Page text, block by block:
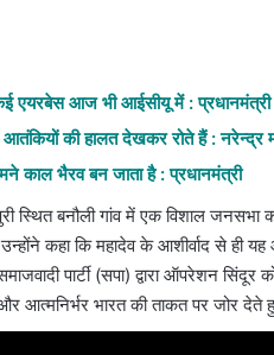
एयरबेस आज भी आईसीयू में : प्रधानमंत्री
की हालत देखकर रोते हैं : नरेन्द्र
काल भैरव बन जाता है : प्रधानमंत्री
स्थित बनौली गांव में एक विशाल
कहा कि महादेव के आशीर्वाद से ही
पार्टी (सपा) द्वारा ऑपरेशन सिंदूर
आत्मनिर्भर भारत की ताकत पर जोर देते